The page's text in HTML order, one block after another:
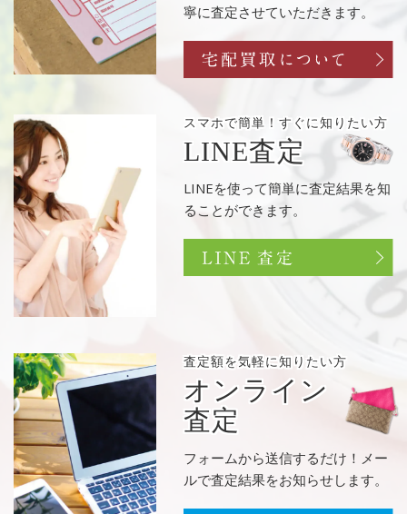
寧に査定させていただきます。
スマホで簡単！ すぐに知りたい方
LINE査定
LINEを使って簡単に査定結果を知
ることができます。
査定額を気軽に知りたい方
オンライン
査定
フォームから送信するだけ！メー
ルで査定結果をお知らせします。